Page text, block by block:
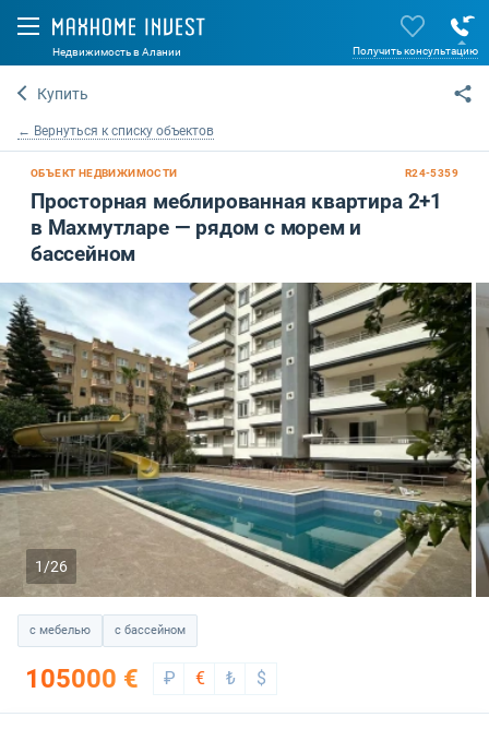
Недвижимость в Алании Получить консультацию
Купить
← Вернуться к списку объектов
ОБЪЕКТ НЕДВИЖИМОСТИ R24-5359
Просторная меблированная квартира 2+1
в Махмутларе — рядом с морем и
бассейном
1/26
с мебелью с бассейном
105000 € ₽ € ₺ $